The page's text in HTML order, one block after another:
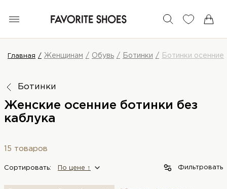
Главная Женщинам Обувь Ботинки Ботинки осенние
Ботинки
Женские осенние ботинки без
каблука
15 товаров
Сортировать: По цене ↑ Фильтровать